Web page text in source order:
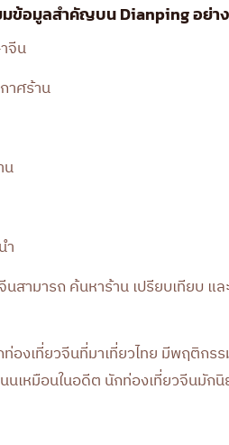
มข้อมูลสำคัญบน Dianping อย่า
จีน
าศร้าน
น
ำ
สามารถ ค้นหาร้าน เปรียบเทียบ แ
องเที่ยวจีนที่มาเที่ยวไทย มีพฤติกร
นเหมือนในอดีต นักท่องเที่ยวจีนมัก